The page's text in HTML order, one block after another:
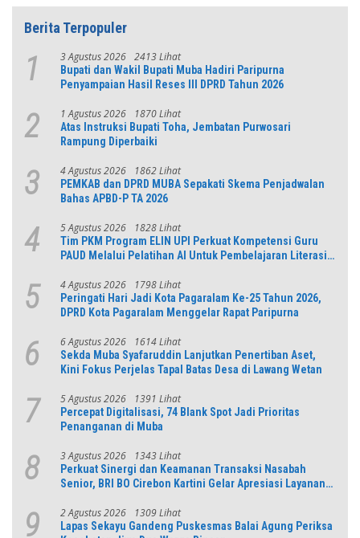
Berita Terpopuler
1 3 Agustus 2026 2413 Lihat
Bupati dan Wakil Bupati Muba Hadiri Paripurna
Penyampaian Hasil Reses III DPRD Tahun 2026
2 1 Agustus 2026 1870 Lihat
Atas Instruksi Bupati Toha, Jembatan Purwosari
Rampung Diperbaiki
3 4 Agustus 2026 1862 Lihat
PEMKAB dan DPRD MUBA Sepakati Skema Penjadwalan
Bahas APBD-P TA 2026
4 5 Agustus 2026 1828 Lihat
Tim PKM Program ELIN UPI Perkuat Kompetensi Guru
PAUD Melalui Pelatihan AI Untuk Pembelajaran Literasi
5 4 Agustus 2026 1798 Lihat
Peringati Hari Jadi Kota Pagaralam Ke-25 Tahun 2026,
DPRD Kota Pagaralam Menggelar Rapat Paripurna
6 6 Agustus 2026 1614 Lihat
Sekda Muba Syafaruddin Lanjutkan Penertiban Aset,
Kini Fokus Perjelas Tapal Batas Desa di Lawang Wetan
7 5 Agustus 2026 1391 Lihat
Percepat Digitalisasi, 74 Blank Spot Jadi Prioritas
Penanganan di Muba
8 3 Agustus 2026 1343 Lihat
Perkuat Sinergi dan Keamanan Transaksi Nasabah
Senior, BRI BO Cirebon Kartini Gelar Apresiasi Layanan
9 2 Agustus 2026 1309 Lihat
Lapas Sekayu Gandeng Puskesmas Balai Agung Periksa